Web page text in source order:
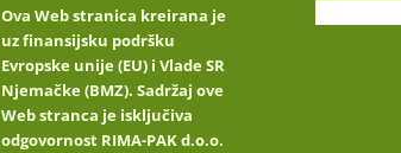
Ova Web stranica kreirana je
uz finansijsku podršku
Evropske unije (EU) i Vlade SR
Njemačke (BMZ). Sadržaj ove
Web stranca je isključiva
odgovornost RIMA-PAK d.o.o.